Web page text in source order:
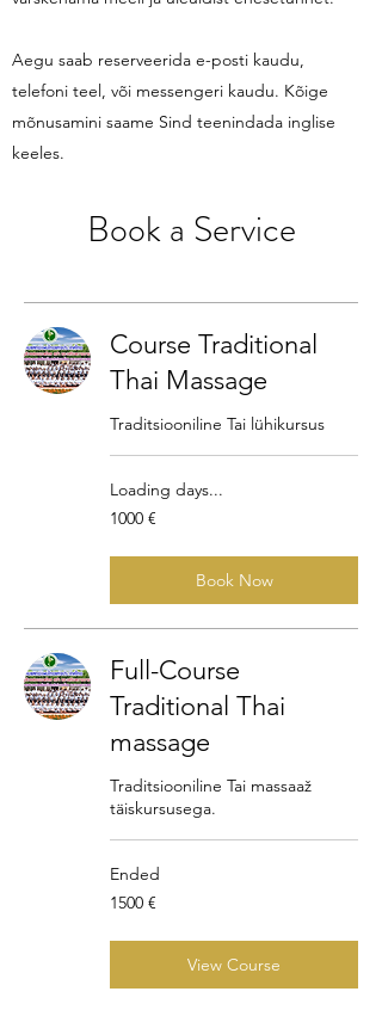
Aegu saab reserveerida e-posti kaudu,
telefoni teel, või messengeri kaudu. Kõige
mõnusamini saame Sind teenindada inglise
keeles.
Book a Service
Course Traditional
Thai Massage
Traditsiooniline Tai lühikursus
Loading days...
1000
eurot
1000 €
Book Now
Full-Course
Traditional Thai
massage
Traditsiooniline Tai massaaž
täiskursusega.
Ended
1500
eurot
1500 €
View Course